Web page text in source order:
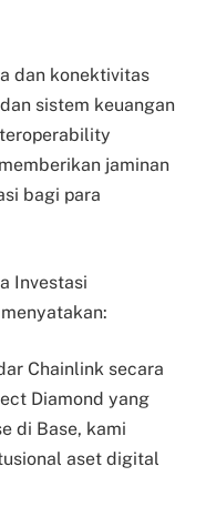
dan konektivitas
sistem keuangan
jaminan
bagi para
Investasi
Chainlink secara
Diamond yang
di Base, kami
aset digital